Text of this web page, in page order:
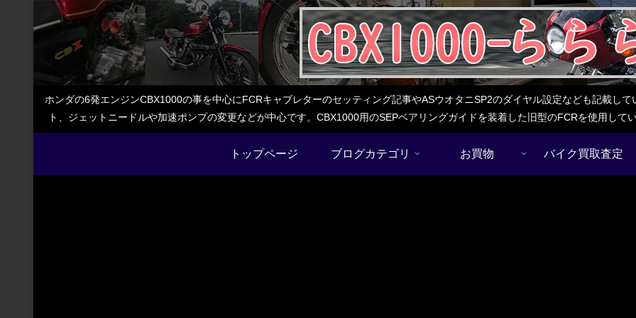
ホンダの6発エンジンCBX1000の事を中心にFCRキャブレターのセッティング記事やASウオタニSP2のダイヤル設定なども記載し
ト、ジェットニードルや加速ポンプの変更などが中心です。CBX1000用のSEPベアリングガイドを装着した旧型のFCRを使用し
トップページ ブログカテゴリ お買物 バイク買取査定